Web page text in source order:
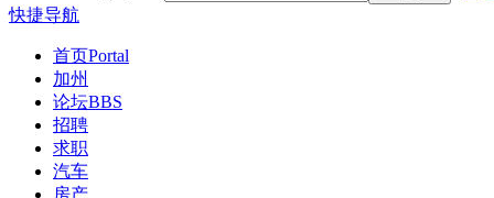
快捷导航
首页Portal
加州
论坛BBS
招聘
求职
汽车
房产